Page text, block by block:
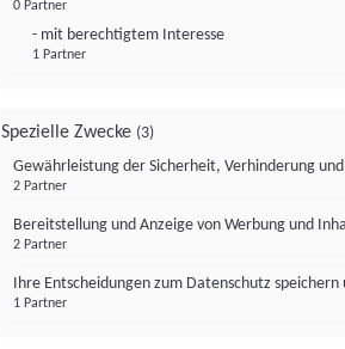
0 Partner
- mit berechtigtem Interesse
1 Partner
Spezielle Zwecke (3)
Gewährleistung der Sicherheit, Verhinderung
2 Partner
Bereitstellung und Anzeige von Werbung und
2 Partner
Ihre Entscheidungen zum Datenschutz
1 Partner